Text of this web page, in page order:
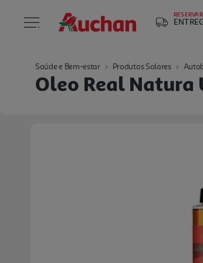
RESERVAR
Saúde e Bem-estar Produtos Solares
Oleo Real Natura